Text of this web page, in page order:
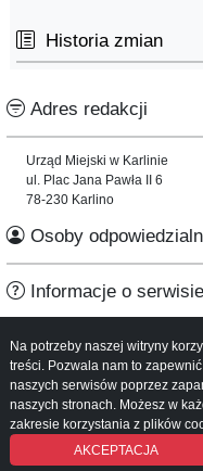
Historia zmian
Adres redakcji
Urząd Miejski w Karlinie
ul. Plac Jana Pawła II 6
78-230 Karlino
Osoby
Informacje o serwisie
Mapa serwisu
Instrukcja obsługi
Na potrzeby naszej witryny
treści. Pozwala nam to
naszych serwisów poprzez
naszych stronach. Możesz w
zakresie korzystania z plików
AKCEPTACJA